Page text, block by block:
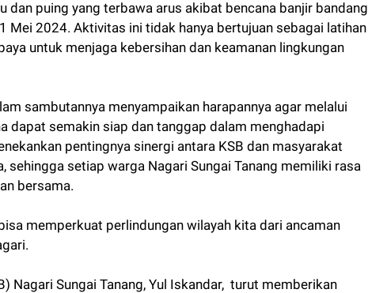
dan puing yang terbawa arus akibat bencana banjir bandang
Mei 2024. Aktivitas ini tidak hanya bertujuan sebagai latihan
untuk menjaga kebersihan dan keamanan lingkungan
sambutannya menyampaikan harapannya agar melalui
dapat semakin siap dan tanggap dalam menghadapi
pentingnya sinergi antara KSB dan masyarakat
setiap warga Nagari Sungai Tanang memiliki rasa
bersama.
memperkuat perlindungan wilayah kita dari ancaman
Nagari Sungai Tanang, Yul Iskandar, turut memberikan